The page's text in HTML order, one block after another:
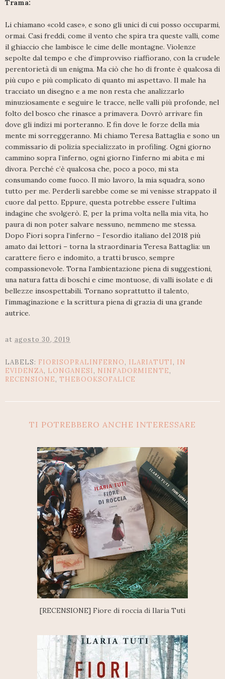
Trama:
Li chiamano «cold case», e sono gli unici di cui posso occuparmi,
ormai. Casi freddi, come il vento che spira tra queste valli, come
il ghiaccio che lambisce le cime delle montagne. Violenze
sepolte dal tempo e che d’improvviso riaffiorano, con la crudele
perentorietà di un enigma. Ma ciò che ho di fronte è qualcosa di
più cupo e più complicato di quanto mi aspettavo. Il male ha
tracciato un disegno e a me non resta che analizzarlo
minuziosamente e seguire le tracce, nelle valli più profonde, nel
folto del bosco che rinasce a primavera. Dovrò arrivare fin
dove gli indizi mi porteranno. E fin dove le forze della mia
mente mi sorreggeranno. Mi chiamo Teresa Battaglia e sono un
commissario di polizia specializzato in profiling. Ogni giorno
cammino sopra l’inferno, ogni giorno l’inferno mi abita e mi
divora. Perché c’è qualcosa che, poco a poco, mi sta
consumando come fuoco. Il mio lavoro, la mia squadra, sono
tutto per me. Perderli sarebbe come se mi venisse strappato il
cuore dal petto. Eppure, questa potrebbe essere l’ultima
indagine che svolgerò. E, per la prima volta nella mia vita, ho
paura di non poter salvare nessuno, nemmeno me stessa.
Dopo Fiori sopra l’inferno – l’esordio italiano del 2018 più
amato dai lettori – torna la straordinaria Teresa Battaglia: un
carattere fiero e indomito, a tratti brusco, sempre
compassionevole. Torna l’ambientazione piena di suggestioni,
una natura fatta di boschi e cime montuose, di valli isolate e di
bellezze insospettabili. Tornano soprattutto il talento,
l’immaginazione e la scrittura piena di grazia di una grande
autrice.
at agosto 30, 2019
LABELS: FIORISOPRALINFERNO, ILARIATUTI, IN
EVIDENZA, LONGANESI, NINFADORMIENTE,
RECENSIONE, THEBOOKSOFALICE
TI POTREBBERO ANCHE INTERESSARE
[RECENSIONE] Fiore di roccia di Ilaria Tuti